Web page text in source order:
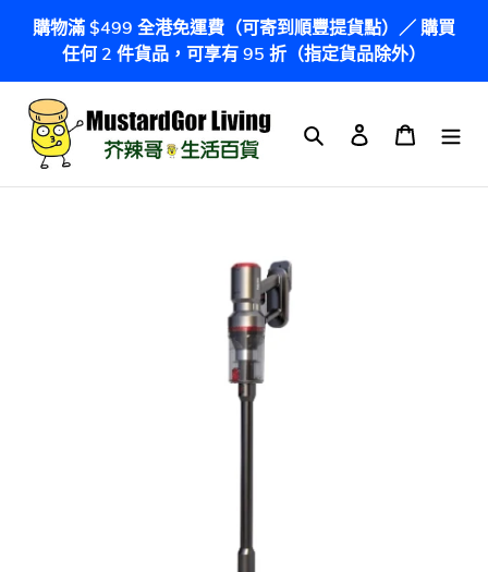
容
購物滿 $499 全港免運費（可寄到順豐提貨點）／ 購買
任何 2 件貨品，可享有 95 折（指定貨品除外）
搜尋 登入 購物車